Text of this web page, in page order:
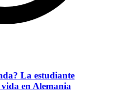
La estudiante
en Alemania